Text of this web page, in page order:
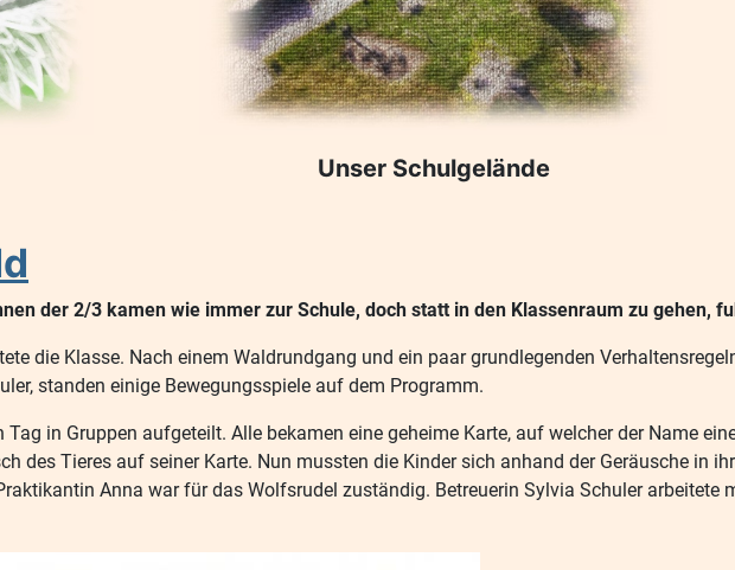
Unser Schulgelände
der 2/3 kamen wie immer zur Schule, doch statt in den Klassenraum zu gehen,
die Klasse. Nach einem Waldrundgang und ein paar grundlegenden
standen einige Bewegungsspiele auf dem Programm.
in Gruppen aufgeteilt. Alle bekamen eine geheime Karte, auf welcher der Name
des Tieres auf seiner Karte. Nun mussten die Kinder sich anhand der Geräusche in
Anna war für das Wolfsrudel zuständig. Betreuerin Sylvia Schuler arbeitete